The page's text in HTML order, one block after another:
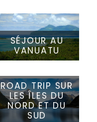
SÉJOUR AU
VANUATU
ROAD TRIP SUR
LES ÎLES DU
NORD ET DU
SUD